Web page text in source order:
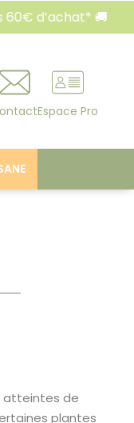
🚚 🚚
Espace Pro
atteintes de
plantes